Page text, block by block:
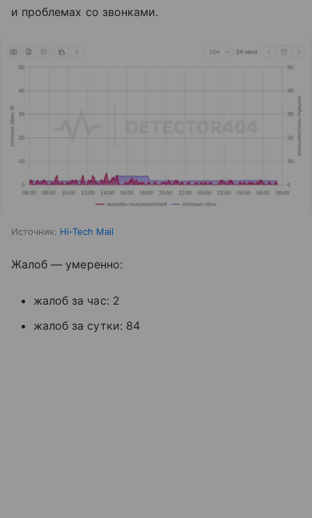
и проблемах со звонками.
Источник: Hi-Tech Mail
Жалоб — умеренно:
жалоб за час: 2
жалоб за сутки: 84